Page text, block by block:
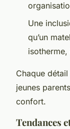
Une
qu’un
Chaque
jeunes
confort.
Tendances